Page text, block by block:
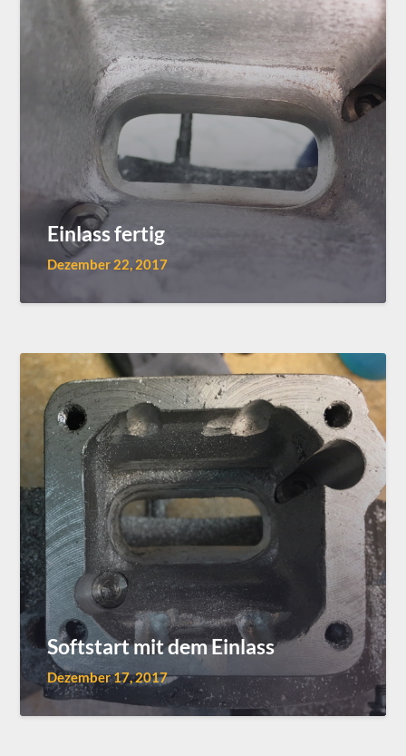
Einlass fertig
Dezember 22, 2017
Softstart mit dem Einlass
Dezember 17, 2017